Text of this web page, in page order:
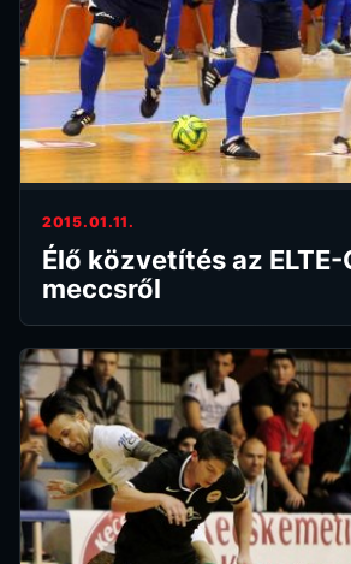
2015.01.11.
Élő közvetítés az ELTE-
meccsről